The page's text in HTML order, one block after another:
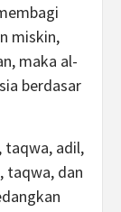
miskin,
maka al-
berdasar
taqwa, adil,
taqwa, dan